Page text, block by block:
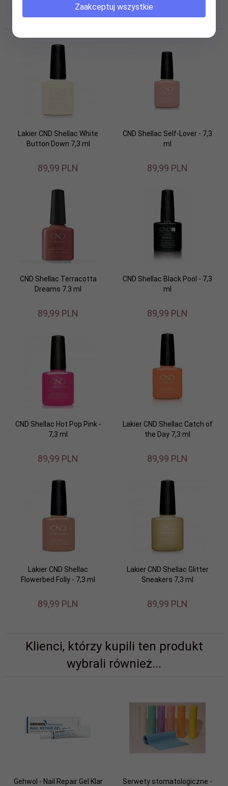
kosmetycznej Abant.pl
Lakier CND Shellac White
Button Down 7,3 ml
89,99 PLN
CND Shellac Self-Lover - 7,3
ml
89,99 PLN
CND Shellac Terracotta
Dreams 7.3 ml
89,99 PLN
CND Shellac Black Pool - 7,3
ml
89,99 PLN
CND Shellac Hot Pop Pink -
7,3 ml
89,99 PLN
Lakier CND Shellac Catch of
the Day 7,3 ml
89,99 PLN
Lakier CND Shellac
Flowerbed Folly - 7,3 ml
89,99 PLN
Lakier CND Shellac Glitter
Sneakers 7,3 ml
89,99 PLN
Klienci, którzy kupili ten produkt
wybrali również...
Gehwol - Nail Repair Gel Klar
Serwety stomatologiczne -
Zaakceptuj wszystkie